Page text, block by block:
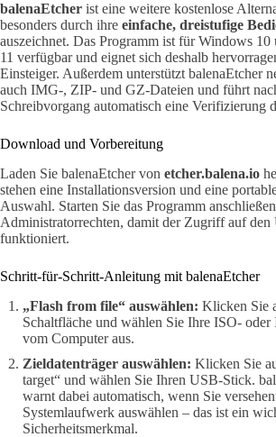
balenaEtcher ist eine weitere kostenlose
besonders durch ihre einfache, dreistufige
auszeichnet. Das Programm ist für Windows
11 verfügbar und eignet sich deshalb
Einsteiger. Außerdem unterstützt balenaEtcher
auch IMG-, ZIP- und GZ-Dateien und führt
Schreibvorgang automatisch eine Verifizierung
Download und Vorbereitung
Laden Sie balenaEtcher von etcher.balena.io
stehen eine Installationsversion und eine
Auswahl. Starten Sie das Programm
Administratorrechten, damit der Zugriff auf
funktioniert.
Schritt-für-Schritt-Anleitung mit balenaEtcher
„Flash from file“ auswählen: Klicken Sie
Schaltfläche und wählen Sie Ihre ISO-
vom Computer aus.
Zieldatenträger auswählen: Klicken Sie
target“ und wählen Sie Ihren USB-Stick.
warnt dabei automatisch, wenn Sie
Systemlaufwerk auswählen – das ist ein
Sicherheitsmerkmal.